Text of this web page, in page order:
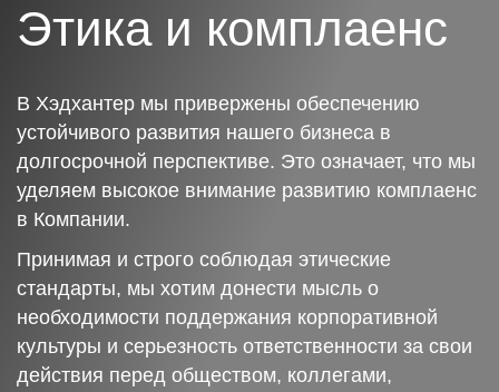
Этика и комплаенс
В Хэдхантер мы привержены обеспечению
устойчивого развития нашего бизнеса в
долгосрочной перспективе. Это означает, что мы
уделяем высокое внимание развитию комплаенс
в Компании.
Принимая и строго соблюдая этические
стандарты, мы хотим донести мысль о
необходимости поддержания корпоративной
культуры и серьезность ответственности за свои
действия перед обществом, коллегами,